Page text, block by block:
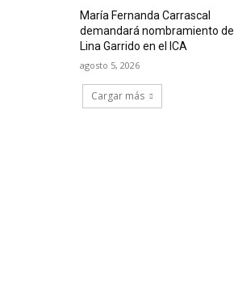
María Fernanda Carrascal
demandará nombramiento de
Lina Garrido en el ICA
agosto 5, 2026
Cargar más